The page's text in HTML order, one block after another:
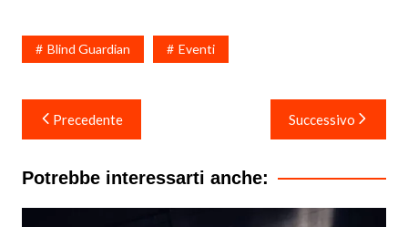
Blind Guardian Eventi
Navigazione
articoli
Precedente Successivo
Potrebbe interessarti anche: